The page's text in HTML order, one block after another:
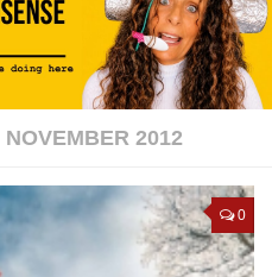
NOVEMBER 2012
0